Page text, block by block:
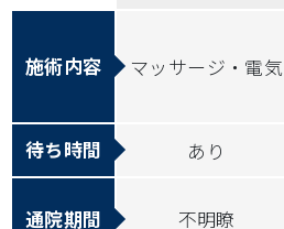
施術内容 マッサージ・電気
待ち時間
あり
通院期間 不明瞭